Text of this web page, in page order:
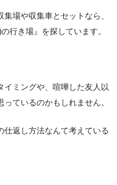
場や収集車とセットなら、
行き場』を探しています。
イミングや、喧嘩した友人以
ているのかもしれません。
仕返し方法なんて考えている